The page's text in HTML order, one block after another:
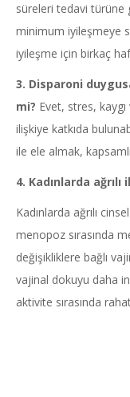
süreleri tedavi türüne
minimum iyileşmeye
iyileşme için birkaç
3. Disparoni
mi? Evet, stres,
ilişkiye katkıda
ile ele almak,
4. Kadınlarda
Kadınlarda ağrılı
menopoz sırasında
değişikliklere bağlı
vajinal dokuyu daha
aktivite sırasında